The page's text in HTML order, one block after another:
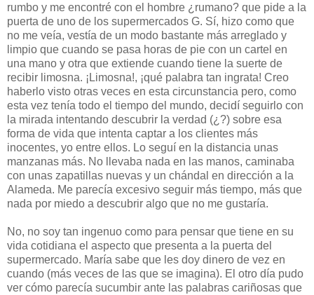
rumbo y me encontré con el hombre ¿rumano? que pide a la
puerta de uno de los supermercados G. Sí, hizo como que
no me veía, vestía de un modo bastante más arreglado y
limpio que cuando se pasa horas de pie con un cartel en
una mano y otra que extiende cuando tiene la suerte de
recibir limosna. ¡Limosna!, ¡qué palabra tan ingrata! Creo
haberlo visto otras veces en esta circunstancia pero, como
esta vez tenía todo el tiempo del mundo, decidí seguirlo con
la mirada intentando descubrir la verdad (¿?) sobre esa
forma de vida que intenta captar a los clientes más
inocentes, yo entre ellos. Lo seguí en la distancia unas
manzanas más. No llevaba nada en las manos, caminaba
con unas zapatillas nuevas y un chándal en dirección a la
Alameda. Me parecía excesivo seguir más tiempo, más que
nada por miedo a descubrir algo que no me gustaría.
No, no soy tan ingenuo como para pensar que tiene en su
vida cotidiana el aspecto que presenta a la puerta del
supermercado. María sabe que les doy dinero de vez en
cuando (más veces de las que se imagina). El otro día pudo
ver cómo parecía sucumbir ante las palabras cariñosas que